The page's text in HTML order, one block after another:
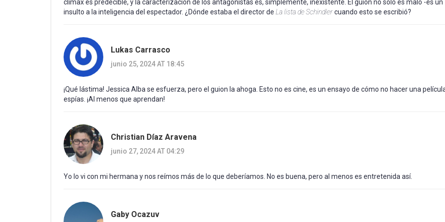
clímax es predecible, y la caracterización de los antagonistas es, simplemente, inexistente. El guion no solo es malo -es un
insulto a la inteligencia del espectador. ¿Dónde estaba el director de La lista de Schindlercuando esto se escribió?
Lukas Carrasco
junio 25, 2024 AT 18:45
¡Qué lástima! Jessica Alba se esfuerza, pero el guion la ahoga. Esto no es cine, es un ensayo de cómo no hacer una
espías. ¡Al menos que aprendan!
Christian Díaz Aravena
junio 27, 2024 AT 04:29
Yo lo vi con mi hermana y nos reímos más de lo que deberíamos. No es buena, pero al menos es entretenida así.
Gaby Ocazuv